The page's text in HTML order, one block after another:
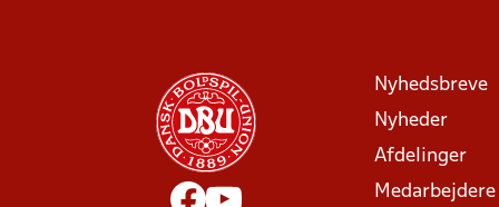
Nyhedsbreve
Nyheder
Afdelinger
Medarbejdere